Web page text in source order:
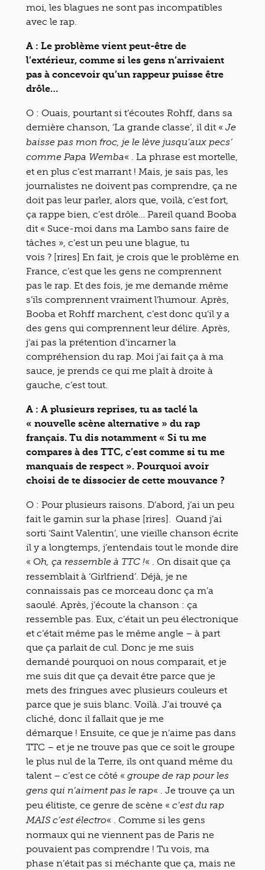
moi, les blagues ne sont pas incompatibles
avec le rap.
A : Le problème vient peut-être de
l’extérieur, comme si les gens n’arrivaient
pas à concevoir qu’un rappeur puisse être
drôle…
O : Ouais, pourtant si t’écoutes Rohff, dans sa
dernière chanson, ‘La grande classe’, il dit « Je
baisse pas mon froc, je le lève jusqu’aux pecs’
comme Papa Wemba« . La phrase est mortelle,
et en plus c’est marrant ! Mais, je sais pas, les
journalistes ne doivent pas comprendre, ça ne
doit pas leur parler, alors que, voilà, c’est fort,
ça rappe bien, c’est drôle… Pareil quand Booba
dit « Suce-moi dans ma Lambo sans faire de
tâches », c’est un peu une blague, tu
vois ? [rires] En fait, je crois que le problème en
France, c’est que les gens ne comprennent
pas le rap. Et des fois, je me demande même
s’ils comprennent vraiment l’humour. Après,
Booba et Rohff marchent, c’est donc qu’il y a
des gens qui comprennent leur délire. Après,
j’ai pas la prétention d’incarner la
compréhension du rap. Moi j’ai fait ça à ma
sauce, je prends ce qui me plaît à droite à
gauche, c’est tout.
A : A plusieurs reprises, tu as taclé la
« nouvelle scène alternative » du rap
français. Tu dis notamment « Si tu me
compares à des TTC, c’est comme si tu me
manquais de respect ». Pourquoi avoir
choisi de te dissocier de cette mouvance ?
O : Pour plusieurs raisons. D’abord, j’ai un peu
fait le gamin sur la phase [rires]. Quand j’ai
sorti ‘Saint Valentin’, une vieille chanson écrite
il y a longtemps, j’entendais tout le monde dire
« Oh, ça ressemble à TTC !« . On disait que ça
ressemblait à ‘Girlfriend’. Déjà, je ne
connaissais pas ce morceau donc ça m’a
saoulé. Après, j’écoute la chanson : ça
ressemble pas. Eux, c’était un peu électronique
et c’était même pas le même angle – à part
que ça parlait de cul. Donc je me suis
demandé pourquoi on nous comparait, et je
me suis dit que ça devait être parce que je
mets des fringues avec plusieurs couleurs et
parce que je suis blanc. Voilà. J’ai trouvé ça
cliché, donc il fallait que je me
démarque ! Ensuite, ce que je n’aime pas dans
TTC – et je ne trouve pas que ce soit le groupe
le plus nul de la Terre, ils ont quand même du
talent – c’est ce côté « groupe de rap pour les
gens qui n’aiment pas le rap« . Je trouve ça un
peu élitiste, ce genre de scène « c’est du rap
MAIS c’est électro« . Comme si les gens
normaux qui ne viennent pas de Paris ne
pouvaient pas comprendre ! Tu vois, ma
phase n’était pas si méchante que ça, mais ne